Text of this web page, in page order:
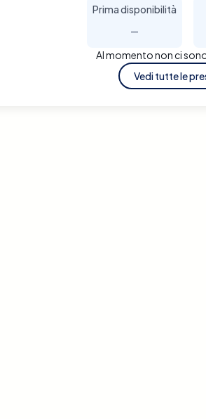
Prima disponibilità
-
Al momento non ci
Vedi tutte le